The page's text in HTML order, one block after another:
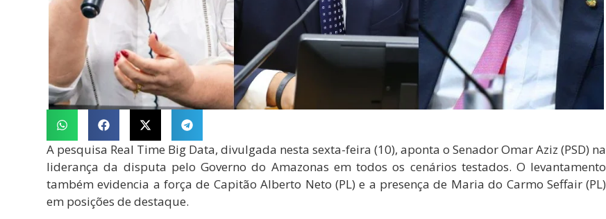
A pesquisa Real Time Big Data, divulgada nesta sexta-feira (10), aponta o Senador Omar Aziz (PSD) na
liderança da disputa pelo Governo do Amazonas em todos os cenários testados. O levantamento
também evidencia a força de Capitão Alberto Neto (PL) e a presença de Maria do Carmo Seffair (PL)
em posições de destaque.